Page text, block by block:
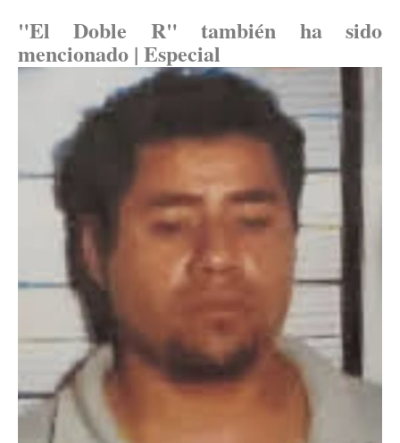
"El Doble R" también ha sido
mencionado | Especial